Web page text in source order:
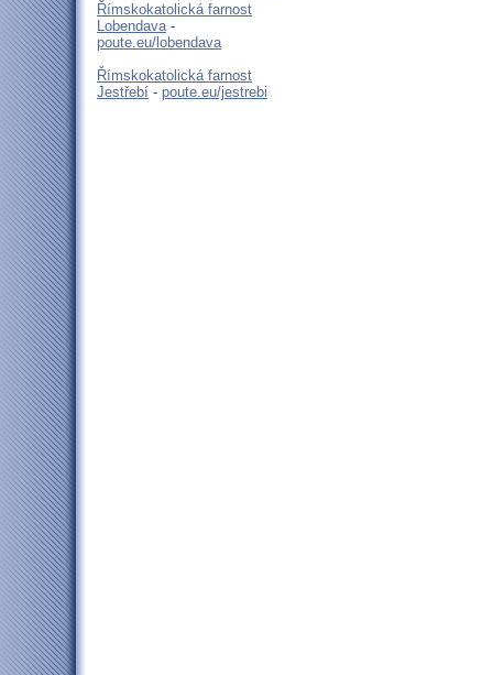
Římskokatolická farnost
Lobendava-
poute.eu/lobendava
Římskokatolická farnost
Jestřebí - poute.eu/jestrebi